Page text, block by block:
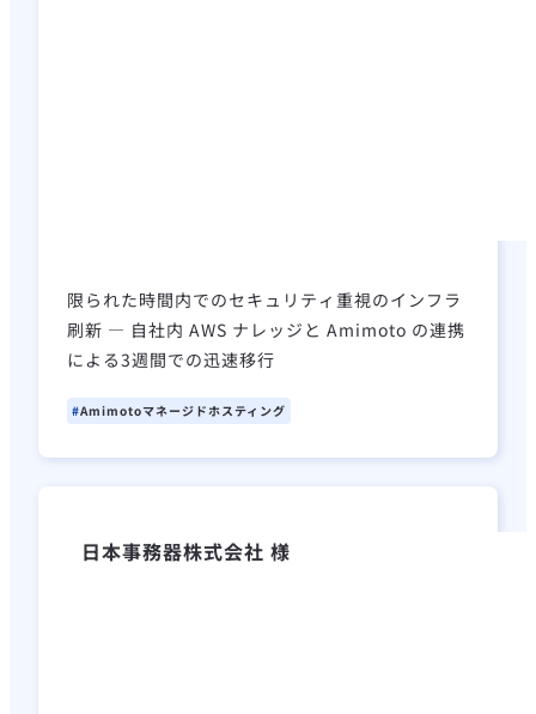
限られた時間内でのセキュリティ重視のインフラ
刷新 ― 自社内 AWS ナレッジと Amimoto の連携
による3週間での迅速移行
Amimotoマネージドホスティング
日本事務器株式会社 様